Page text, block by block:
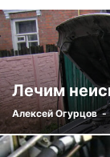
Лечим
Алексей Огурцов -